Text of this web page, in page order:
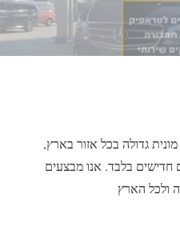
גדולה בכל אזור בארץ,
חדישים בלבד. אנו מבצעים
ולכל הארץ